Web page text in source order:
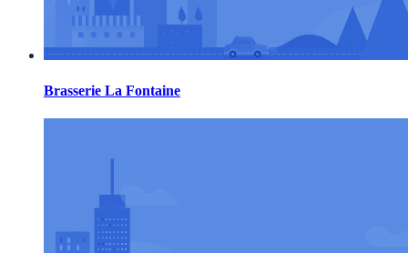
Brasserie La Fontaine